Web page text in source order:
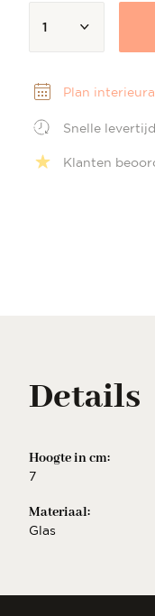
1
Plan
Snelle levertijd
Klanten
Details
Hoogte in cm:
7
Materiaal:
Glas